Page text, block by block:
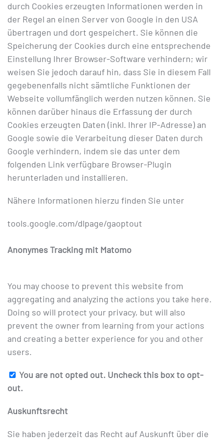
durch Cookies erzeugten Informationen werden in
der Regel an einen Server von Google in den USA
übertragen und dort gespeichert. Sie können die
Speicherung der Cookies durch eine entsprechende
Einstellung Ihrer Browser-Software verhindern; wir
weisen Sie jedoch darauf hin, dass Sie in diesem Fall
gegebenenfalls nicht sämtliche Funktionen der
Webseite vollumfänglich werden nutzen können. Sie
können darüber hinaus die Erfassung der durch
Cookies erzeugten Daten (inkl. Ihrer IP-Adresse) an
Google sowie die Verarbeitung dieser Daten durch
Google verhindern, indem sie das unter dem
folgenden Link verfügbare Browser-Plugin
herunterladen und installieren.
Nähere Informationen hierzu finden Sie unter
tools.google.com/dlpage/gaoptout
Anonymes Tracking mit Matomo
You may choose to prevent this website from
aggregating and analyzing the actions you take here.
Doing so will protect your privacy, but will also
prevent the owner from learning from your actions
and creating a better experience for you and other
users.
You are not opted out. Uncheck this box to opt-
out.
Auskunftsrecht
Sie haben jederzeit das Recht auf Auskunft über die